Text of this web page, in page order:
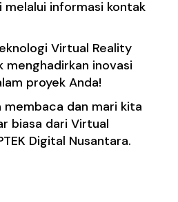
melalui informasi kontak
Virtual Reality
menghadirkan inovasi
proyek Anda!
membaca dan mari kita
biasa dari Virtual
Digital Nusantara.